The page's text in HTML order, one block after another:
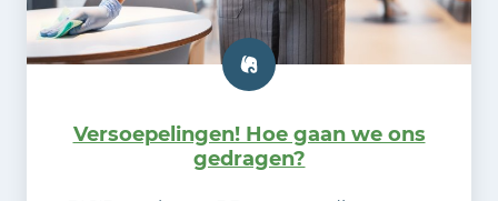
Versoepelingen! Hoe gaan we ons
gedragen?